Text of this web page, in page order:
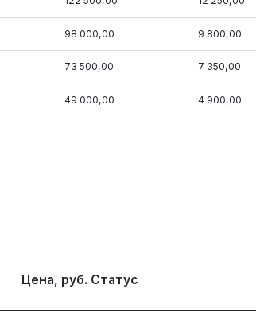
98 000,00 9 800,00
73 500,00 7 350,00
49 000,00 4 900,00
Цена, руб. Статус